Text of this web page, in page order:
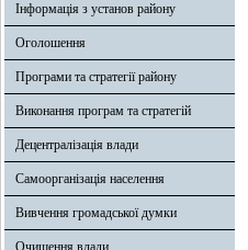
Інформація з установ району
Оголошення
Програми та стратегії району
Виконання програм та стратегій
Децентралізація влади
Самоорганізація населення
Вивчення громадської думки
Очищення влади